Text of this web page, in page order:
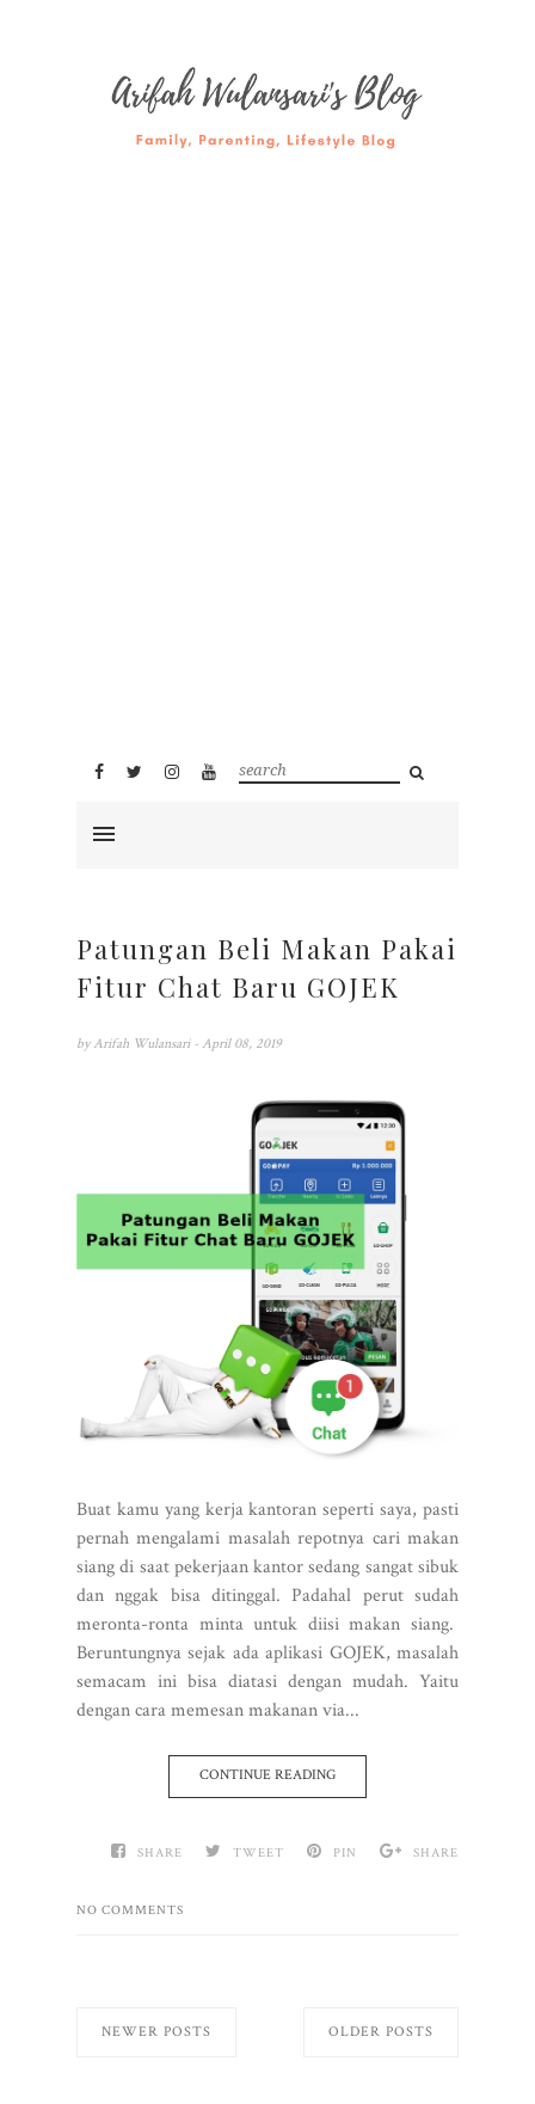
Patungan Beli Makan Pakai
Fitur Chat Baru GOJEK
by Arifah Wulansari - April 08, 2019
Buat kamu yang kerja kantoran seperti saya, pasti
pernah mengalami masalah repotnya cari makan
siang di saat pekerjaan kantor sedang sangat sibuk
dan nggak bisa ditinggal. Padahal perut sudah
meronta-ronta minta untuk diisi makan siang.
Beruntungnya sejak ada aplikasi GOJEK, masalah
semacam ini bisa diatasi dengan mudah. Yaitu
dengan cara memesan makanan via...
CONTINUE READING
SHARE TWEET PIN SHARE
NO COMMENTS
NEWER POSTS OLDER POSTS